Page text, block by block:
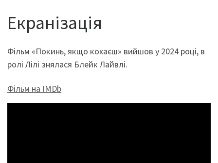
Екранізація
Фільм «Покинь, якщо кохаєш» вийшов у 2024 році, в
ролі Лілі знялася Блейк Лайвлі.
Фільм на IMDb